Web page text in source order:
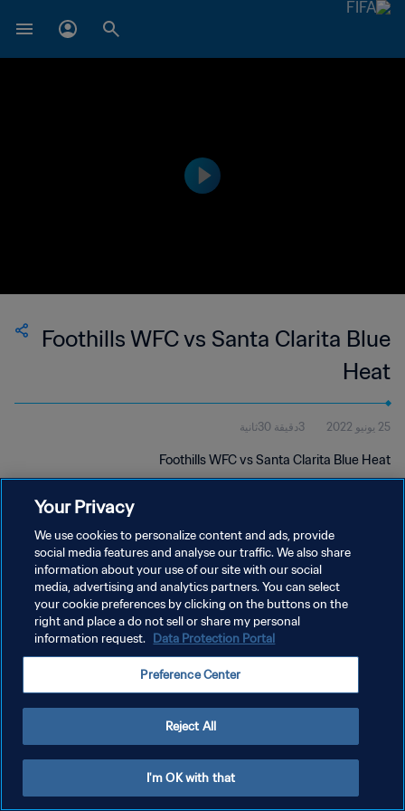
Foothills WFC vs Santa Clarita Blue
Heat
25 يونيو 2022 3دقيقة 30ثانية
Foothills WFC vs Santa Clarita Blue Heat
سياسة الخصوصية
شروط الخدمة
إدارة تفضيلات ملفات تعريف الارتباط
Your Privacy
We use cookies to personalize content and ads, provide
social media features and analyse our traffic. We also share
information about your use of our site with our social
media, advertising and analytics partners. You can select
your cookie preferences by clicking on the buttons on the
right and place a do not sell or share my personal
information request. Data Protection Portal
Preference Center
Reject All
I'm OK with that